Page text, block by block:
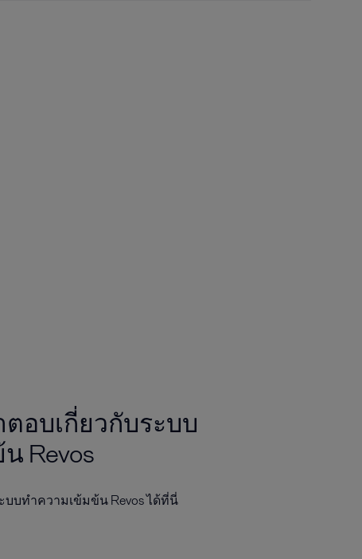
อบเกี่ยวกับระบบ
Revos
บทำความเข้มข้น Revos ได้ที่นี่